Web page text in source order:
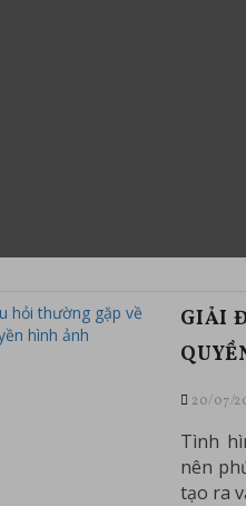
GIẢI
20/07/
Tình
nên
tạo ra